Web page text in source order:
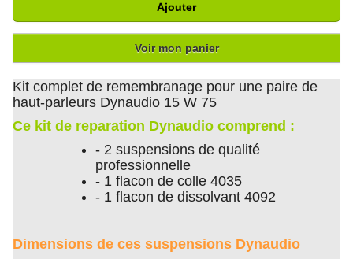
Ajouter
Voir mon panier
Kit complet de remembranage pour une paire de
haut-parleurs Dynaudio 15 W 75
Ce kit de reparation Dynaudio comprend :
- 2 suspensions de qualité
professionnelle
- 1 flacon de colle 4035
- 1 flacon de dissolvant 4092
Dimensions de ces suspensions Dynaudio